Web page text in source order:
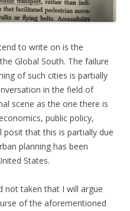
to write on is the
Global South. The failure
of such cities is partially
in the field of
scene as the one there is
public policy,
posit that this is partially due
planning has been
States.
not taken that I will argue
of the aforementioned